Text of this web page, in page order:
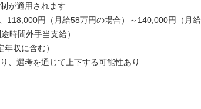
が適用されます
118,000円（月給58万円の場合）～140,000円（月給
時間外手当支給）
収に含む）
、選考を通じて上下する可能性あり